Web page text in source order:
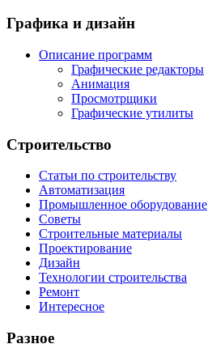
Графика и дизайн
Описание программ
Графические редакторы
Анимация
Просмотрщики
Графические утилиты
Строительство
Статьи по строительству
Автоматизация
Промышленное оборудование
Советы
Строительные материалы
Проектирование
Дизайн
Технологии строительства
Ремонт
Интересное
Разное